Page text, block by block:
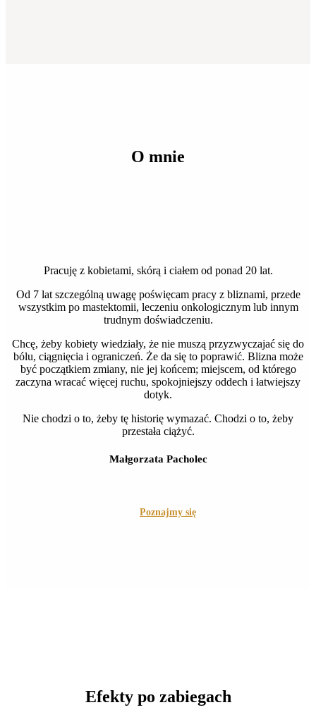
O mnie
Pracuję z kobietami, skórą i ciałem od ponad 20 lat.
Od 7 lat szczególną uwagę poświęcam pracy z bliznami, przede
wszystkim po mastektomii, leczeniu onkologicznym lub innym
trudnym doświadczeniu.
Chcę, żeby kobiety wiedziały, że nie muszą przyzwyczajać się do
bólu, ciągnięcia i ograniczeń. Że da się to poprawić. Blizna może
być początkiem zmiany, nie jej końcem; miejscem, od którego
zaczyna wracać więcej ruchu, spokojniejszy oddech i łatwiejszy
dotyk.
Nie chodzi o to, żeby tę historię wymazać. Chodzi o to, żeby
przestała ciążyć.
Małgorzata Pacholec
Poznajmy się
Efekty po zabiegach